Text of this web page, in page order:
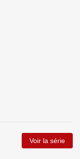
Voir la série